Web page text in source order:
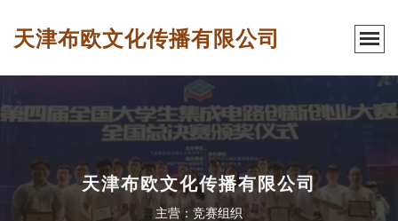
天津布欧文化传播有限公司
天津布欧文化传播有限公司
主营：竞赛组织